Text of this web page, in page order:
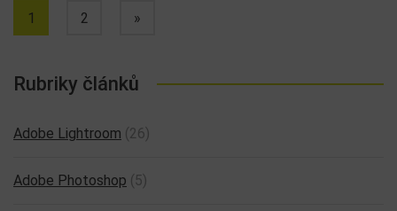
1 2 »
Rubriky článků
Adobe Lightroom (26)
Adobe Photoshop (5)